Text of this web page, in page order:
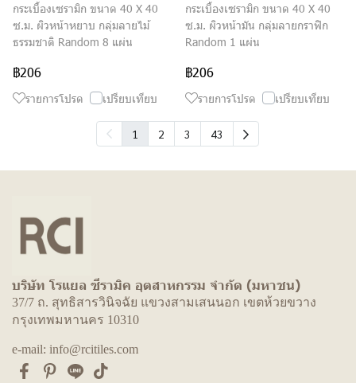
กระเบื้องเซรามิก ขนาด 40 X 40
ซ.ม. ผิวหน้าหยาบ กลุ่มลายไม้
ธรรมชาติ Random 8 แผ่น
฿206
รายการโปรด เปรียบเทียบ
กระเบื้องเซรามิก ขนาด 40 X 40
ซ.ม. ผิวหน้ามัน กลุ่มลายกราฟิก
Random 1 แผ่น
฿206
รายการโปรด เปรียบเทียบ
1 2 3 43
บริษัท โรแยล ซีรามิค อุตสาหกรรม จำกัด (มหาชน)
37/7 ถ. สุทธิสารวินิจฉัย แขวงสามเสนนอก เขตห้วยขวาง
กรุงเทพมหานคร 10310
e-mail: info@rcitiles.com